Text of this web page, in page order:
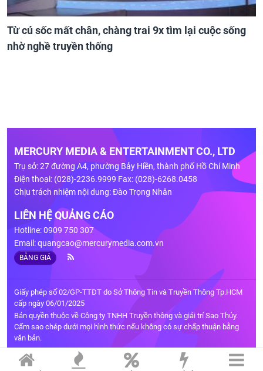
Từ cú sốc mất chân, chàng trai 9x tìm lại cuộc sống
nhờ nghề truyền thống
MERCURY MEDIA & ENTERTAINMENT CO., LTD
Trụ sở: 27 đường A4, phường Bảy Hiền, thành phố Hồ Chí Minh
Điện thoại: (028)-2236.9999 Fax: (028)-6268.0458
Chịu trách nhiệm nội dung: Đào Trọng Nhân
LIÊN HỆ QUẢNG CÁO
Hotline: 0909 750 307
Email:quangcao@mercurymedia.com.vn
BẢNG GIÁ
Giấy phép số 02/GP-TTĐT do Sở Thông Tin và Truyền Thông Tp.HCM
cấp ngày 06/01/2025
Bản quyền thuộc về Công ty TNHH Truyền thông và giải trí Sao Thủy.
Cấm sao chép dưới mọi hình thức nếu không có sự chấp thuận bằng
văn bản.